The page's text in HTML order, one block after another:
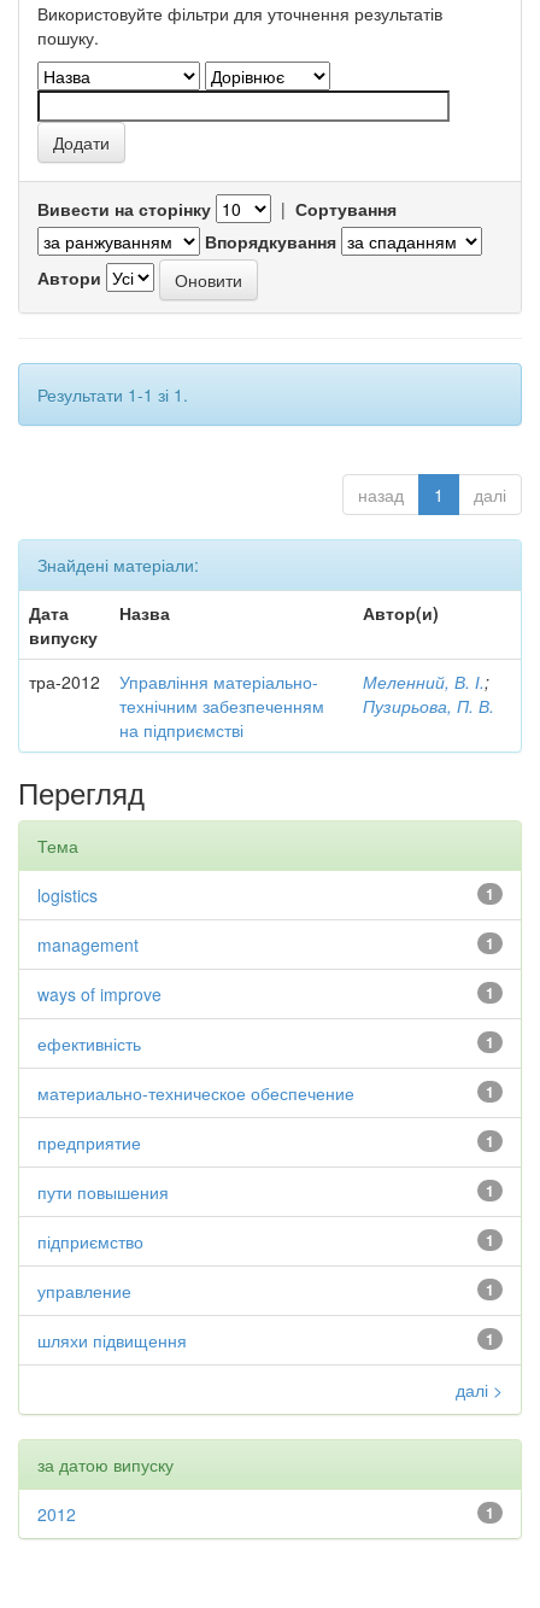
Використовуйте фільтри для уточнення результатів
пошуку.
Вивести на сторінку | Сортування
Впорядкування
Автори
Результати 1-1 зі 1.
назад 1 далі
Знайдені матеріали:
Дата
випуску
Назва Автор(и)
тра-2012
Управління матеріально-
технічним забезпеченням
на підприємстві
Меленний, В. І.;
Пузирьова, П. В.
Перегляд
Тема
1
logistics
1
management
1
ways of improve
1
ефективність
1
материально-техническое обеспечение
1
предприятие
1
пути повышения
1
підприємство
1
управление
1
шляхи підвищення
далі >
за датою випуску
1
2012